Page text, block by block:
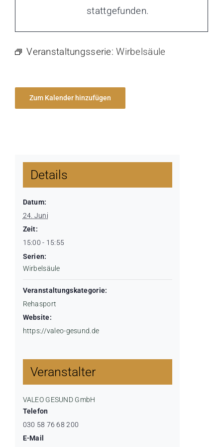
stattgefunden.
Veranstaltungsserie:Wirbelsäule
Zum Kalender hinzufügen
Details
Datum:
24. Juni
Zeit:
15:00 - 15:55
Serien:
Wirbelsäule
Veranstaltungskategorie:
Rehasport
Website:
https://valeo-gesund.de
Veranstalter
VALEO GESUND GmbH
Telefon
030 58 76 68 200
E-Mail